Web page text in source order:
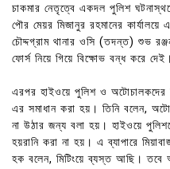
চাকমার নেতৃত্বে একদল পুলিশ
পৌর মেয়র মিজানুর রহমানের কার্যালয়ে
চৌদ্দগ্রাম থানার ওসি (তদন্ত) শুভ
ফোর্স নিয়ে গিয়ে বিক্ষোভ বন্ধ করে দেই।
এরপর হাইওয়ে পুলিশ ও অটোচালকদের
এর সমাধান করা হয়। তিনি বলেন,
না উঠার জন্য বলা হয়। হাইওয়ে
হয়রানি করা না হয়। এ ব্যাপারে
হক বলেন, মিটিংয়ে ব্যস্ত আছি।